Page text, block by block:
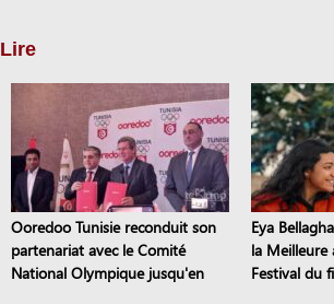
Lire
Ooredoo Tunisie reconduit son
partenariat avec le Comité
National Olympique jusqu'en
Eya
la Meilleure
Festival du